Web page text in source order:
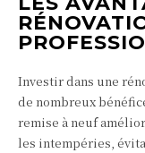
Investir dans une
de nombreux
remise à neuf
les intempéries,